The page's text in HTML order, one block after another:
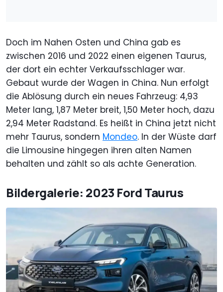
Doch im Nahen Osten und China gab es
zwischen 2016 und 2022 einen eigenen Taurus,
der dort ein echter Verkaufsschlager war.
Gebaut wurde der Wagen in China. Nun erfolgt
die Ablösung durch ein neues Fahrzeug: 4,93
Meter lang, 1,87 Meter breit, 1,50 Meter hoch, dazu
2,94 Meter Radstand. Es heißt in China jetzt nicht
mehr Taurus, sondern Mondeo. In der Wüste darf
die Limousine hingegen ihren alten Namen
behalten und zählt so als achte Generation.
Bildergalerie: 2023 Ford Taurus